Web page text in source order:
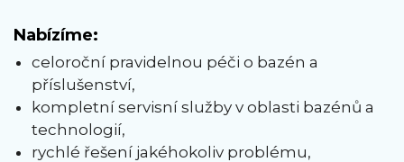
Nabízíme:
celoroční pravidelnou péči o bazén a
příslušenství,
kompletní servisní služby v oblasti bazénů a
technologií,
rychlé řešení jakéhokoliv problému,